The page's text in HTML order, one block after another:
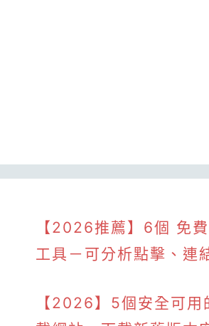
【2026推薦】6個 免
工具－可分析點擊、連
【2026】5個安全可用